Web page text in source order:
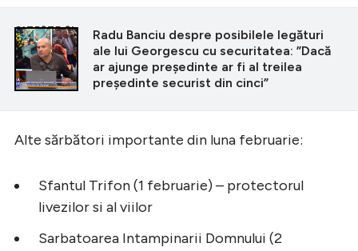
CITEȘTE ȘI
Radu Banciu despre posibilele legături
ale lui Georgescu cu securitatea: ”Dacă
ar ajunge președinte ar fi al treilea
președinte securist din cinci”
Alte sărbători importante din luna februarie:
Sfantul Trifon (1 februarie) – protectorul
livezilor si al viilor
Sarbatoarea Intampinarii Domnului (2